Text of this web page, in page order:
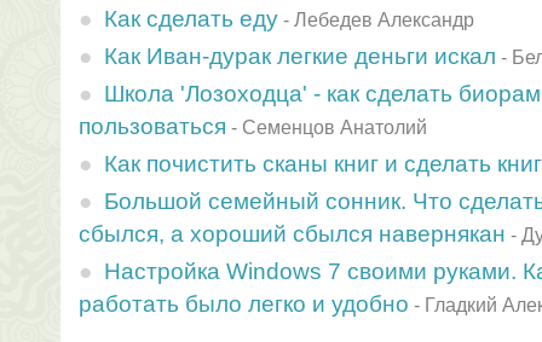
Как сделать еду - Лебедев Александр
Как Иван-дурак легкие деньги искал -
Школа 'Лозоходца' - как сделать
пользоваться - Семенцов Анатолий
Как почистить сканы книг и сделать
Большой семейный сонник. Что
сбылся, а хороший сбылся навернякан -
Настройка Windows 7 своими руками.
работать было легко и удобно - Гладкий